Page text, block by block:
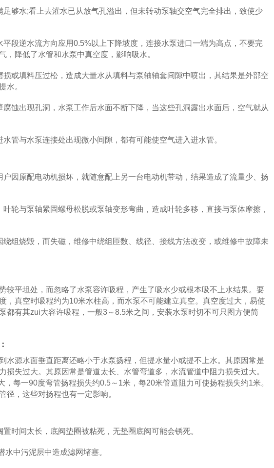
水;看上去灌水已从放气孔溢出，但未转动泵轴交空气完全排出，致使少
逆水流方向应用0.5%以上下降坡度，连接水泵进口一端为高点，不要完
，降低了水管和水泵中真空度，影响吸水。
填料压过松，造成大量水从填料与泵轴轴套间隙中喷出，其结果是外部空
水。
出现孔洞，水泵工作后水面不断下降，当这些孔洞露出水面后，空气就从
与水泵连接处出现微小间隙，都有可能使空气进入进水管。
原配电动机损坏，就随意配上另一台电动机带动，结果造成了流量少、扬
与泵轴紧固螺母松脱或泵轴变形弯曲，造成叶轮多移，直接与泵体摩擦，
烧毁，而失磁，维修中绕组匝数、线径、接线方法改变，或维修中故障未
平坦处，而忽略了水泵容许吸程，产生了吸水少或根本吸不上水结果。要
，真空时吸程约为10米水柱高，而水泵不可能建立真空。真空度过大，易使
都有其zui大容许吸程，一般3～8.5米之间，安装水泵时切不可只图方便简
源水面垂直距离还略小于水泵扬程，但提水量小或提不上水。其原因常是
损失过大。其原因常是管道太长、水管弯道多，水流管道中阻力损失过大。
每一90度弯管扬程损失约0.5～1米，每20米管道阻力可使扬程损失约1米。
径，这些对扬程也有一定影响。
间太长，底阀垫圈被粘死，无垫圈底阀可能会锈死。
中污泥层中造成滤网堵塞。